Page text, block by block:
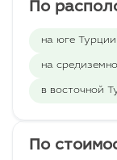
уютную
чистые с
По
на юге Турции
на
в восточной
По